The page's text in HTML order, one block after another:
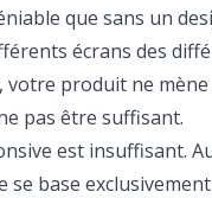
que sans un
écrans des
produit ne
pas être suffisant.
est insuffisant.
se base